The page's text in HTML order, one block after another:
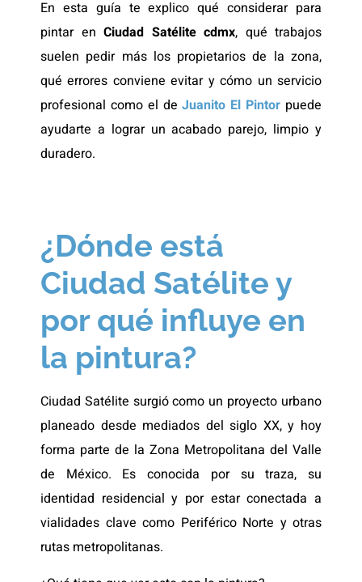
En esta guía te explico qué considerar para
pintar en Ciudad Satélite cdmx, qué trabajos
suelen pedir más los propietarios de la zona,
qué errores conviene evitar y cómo un servicio
profesional como el deJuanito El Pintor puede
ayudarte a lograr un acabado parejo, limpio y
duradero.
¿Dónde está
Ciudad Satélite y
por qué influye en
la pintura?
Ciudad Satélite surgió como un proyecto urbano
planeado desde mediados del siglo XX, y hoy
forma parte de la Zona Metropolitana del Valle
de México. Es conocida por su traza, su
identidad residencial y por estar conectada a
vialidades clave como Periférico Norte y otras
rutas metropolitanas.